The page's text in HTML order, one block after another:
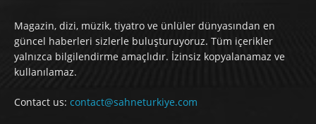
Magazin, dizi, müzik, tiyatro ve ünlüler dünyasından en
güncel haberleri sizlerle buluşturuyoruz. Tüm içerikler
yalnızca bilgilendirme amaçlıdır. İzinsiz kopyalanamaz ve
kullanılamaz.
Contact us: contact@sahneturkiye.com